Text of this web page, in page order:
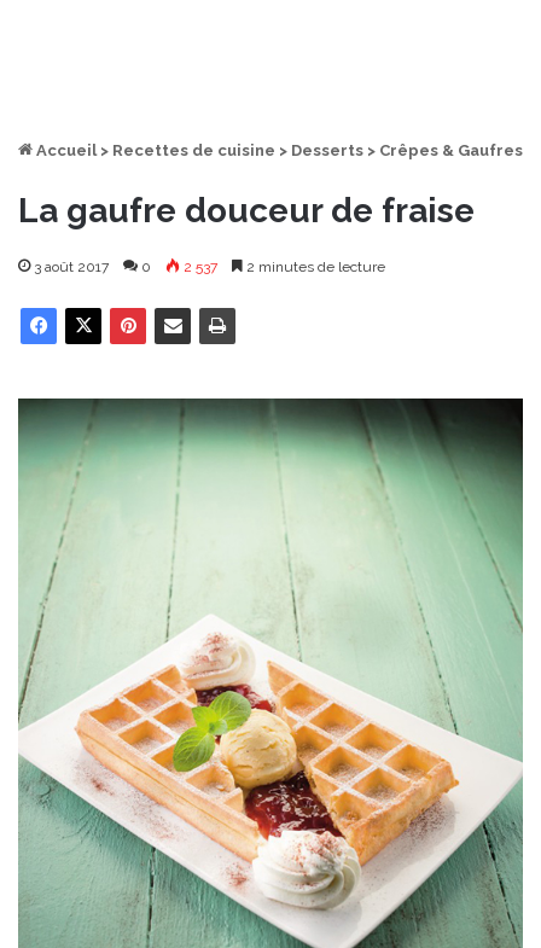
Accueil > Recettes de cuisine > Desserts > Crêpes & Gaufres
La gaufre douceur de fraise
3 août 2017 0 2 537 2 minutes de lecture